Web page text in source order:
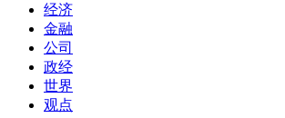
经济
金融
公司
政经
世界
观点